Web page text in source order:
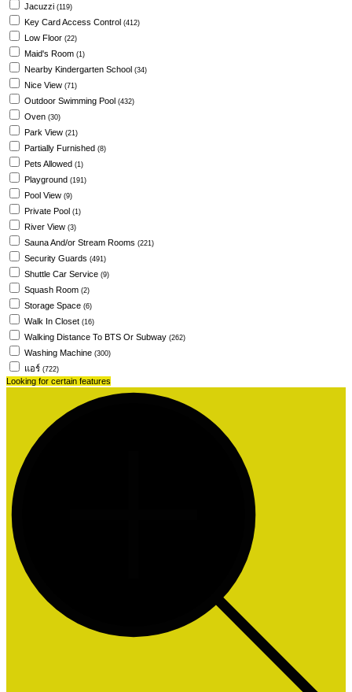
Jacuzzi (119)
Key Card Access Control (412)
Low Floor (22)
Maid's Room (1)
Nearby Kindergarten School (34)
Nice View (71)
Outdoor Swimming Pool (432)
Oven (30)
Park View (21)
Partially Furnished (8)
Pets Allowed (1)
Playground (191)
Pool View (9)
Private Pool (1)
River View (3)
Sauna And/or Stream Rooms (221)
Security Guards (491)
Shuttle Car Service (9)
Squash Room (2)
Storage Space (6)
Walk In Closet (16)
Walking Distance To BTS Or Subway (262)
Washing Machine (300)
แอร์ (722)
Looking for certain features